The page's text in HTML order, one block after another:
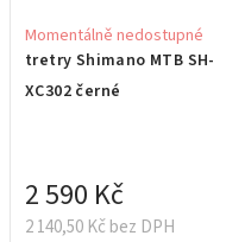
tretry Shimano MTB SH-
XC302 černé
Momentálně nedostupné
2 140,50 Kč bez DPH
2 590 Kč